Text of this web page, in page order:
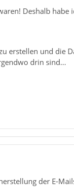
Deshalb
erstellen und die
drin sind...
der E-